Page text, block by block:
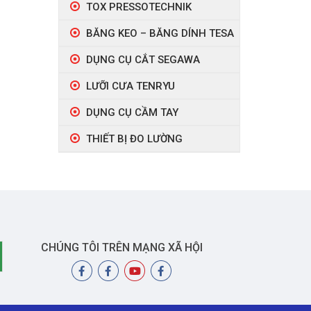
TOX PRESSOTECHNIK
BĂNG KEO – BĂNG DÍNH TESA
DỤNG CỤ CẮT SEGAWA
LƯỠI CƯA TENRYU
DỤNG CỤ CẦM TAY
THIẾT BỊ ĐO LƯỜNG
CHÚNG TÔI TRÊN MẠNG XÃ HỘI